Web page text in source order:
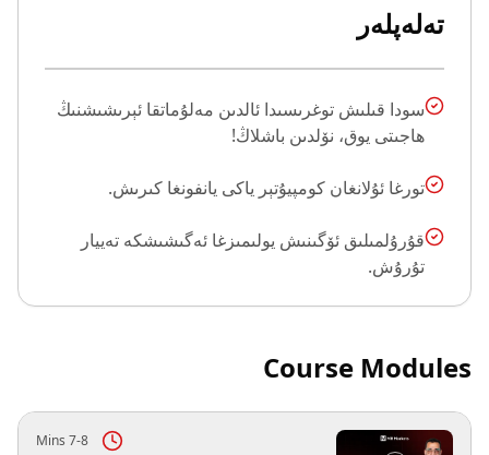
تەلەپلەر
سودا قىلىش توغرىسىدا ئالدىن مەلۇماتقا ئېرىشىشنىڭ
ھاجىتى يوق، نۆلدىن باشلاڭ!
تورغا ئۇلانغان كومپيۇتېر ياكى يانفونغا كىرىش.
قۇرۇلمىلىق ئۆگىنىش يولىمىزغا ئەگىشىشكە تەييار
تۇرۇش.
Course Modules
7-8 Mins